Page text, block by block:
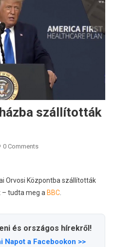
szállították
0 Comments
Orvosi Központba szállították
– tudta meg a BBC.
és országos hírekről!
Napot a Facebookon >>